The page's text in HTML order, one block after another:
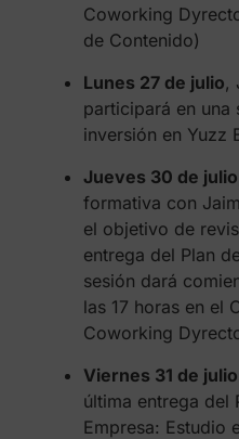
Coworking
de Contenido)
Lunes 27 de julio,
participará en una
inversión en Yuzz
Jueves 30 de julio
formativa con
el objetivo de
entrega del Plan
sesión dará
las 17 horas en el
Coworking
Viernes 31 de
última entrega del
Empresa: Estudio